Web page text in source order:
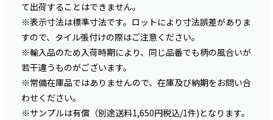
て出荷することはできません。
※表示寸法は標準寸法です。ロットにより寸法誤差がありま
すので、タイル張付けの際はご注意ください。
※輸入品のため入荷時期により、同じ品番でも柄の風合いが
若干違うものがございます。
※常備在庫品ではありませんので、在庫及び納期をお問い合
わせください。
※サンプルは有償（別途送料1,650円税込/1件)となります。